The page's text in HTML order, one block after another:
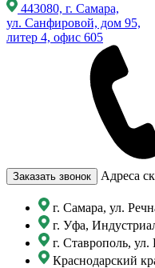
443080, г. Самара,
ул. Санфировой, дом 95,
литер 4, офис 605
Заказать звонок Адреса
г. Самара, ул.
г. Уфа,
г. Ставрополь,
Краснодарский